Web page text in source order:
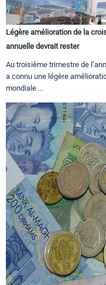
Légère amélioration de la
annuelle devrait rester
Au troisième trimestre de
a connu une légère
mondiale ...